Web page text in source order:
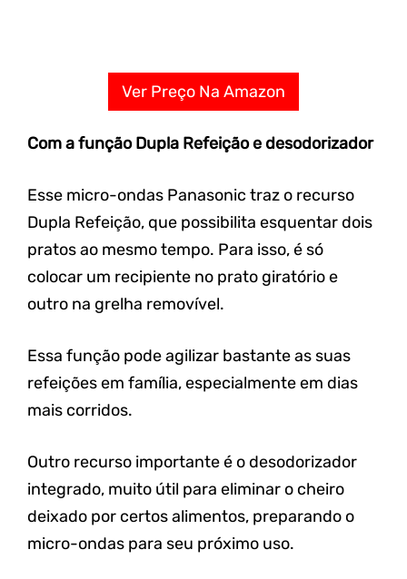
Ver Preço Na Amazon
Com a função Dupla Refeição e desodorizador
Esse micro-ondas Panasonic traz o recurso
Dupla Refeição, que possibilita esquentar dois
pratos ao mesmo tempo. Para isso, é só
colocar um recipiente no prato giratório e
outro na grelha removível.
Essa função pode agilizar bastante as suas
refeições em família, especialmente em dias
mais corridos.
Outro recurso importante é o desodorizador
integrado, muito útil para eliminar o cheiro
deixado por certos alimentos, preparando o
micro-ondas para seu próximo uso.